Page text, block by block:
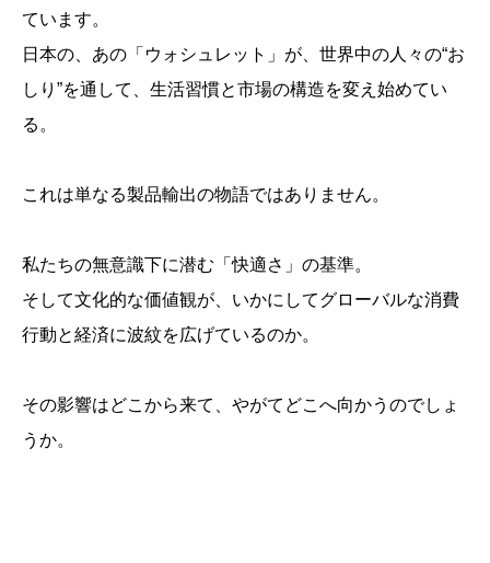
ています。
日本の、あの「ウォシュレット」が、世界中の人々の“お
しり”を通して、生活習慣と市場の構造を変え始めてい
る。
これは単なる製品輸出の物語ではありません。
私たちの無意識下に潜む「快適さ」の基準。
そして文化的な価値観が、いかにしてグローバルな消費
行動と経済に波紋を広げているのか。
その影響はどこから来て、やがてどこへ向かうのでしょ
うか。